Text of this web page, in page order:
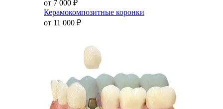
от 7 000 ₽
Керамокомпозитные коронки
от 11 000 ₽